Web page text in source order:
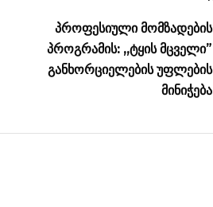
პროფესიული მომზადების
პროგრამის: ,,ტყის მცველი”
განხორციელების უფლების
მინიჭება